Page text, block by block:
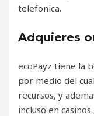
telefonica.
Adquieres
ecoPayz tiene la
por medio del
recursos, y
incluso en